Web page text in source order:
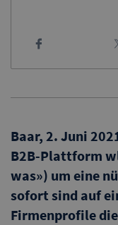
Baar, 2. Juni
B2B-Plattform
was») um eine
sofort sind auf
Firmenprofile